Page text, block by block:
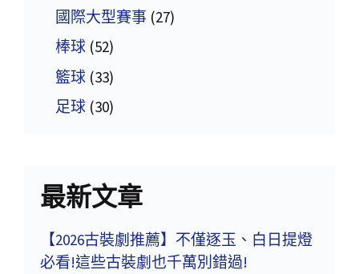
國際大型賽事 (27)
棒球 (52)
籃球 (33)
足球 (30)
最新文章
【2026古裝劇推薦】不僅逐玉、白日提燈
必看!這些古裝劇也千萬別錯過!